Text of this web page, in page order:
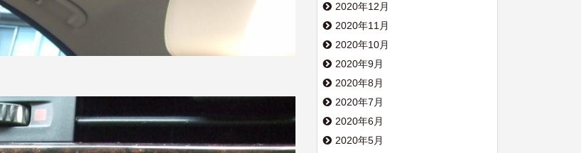
2020年12月
2020年11月
2020年10月
2020年9月
2020年8月
2020年7月
2020年6月
2020年5月